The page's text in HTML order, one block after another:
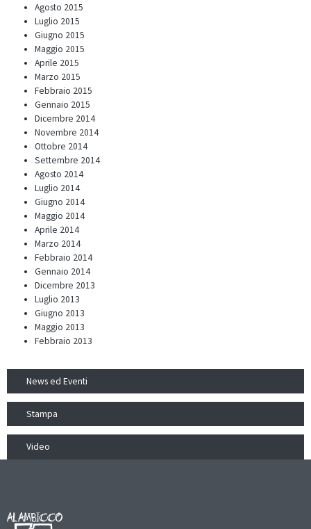
Agosto 2015
Luglio 2015
Giugno 2015
Maggio 2015
Aprile 2015
Marzo 2015
Febbraio 2015
Gennaio 2015
Dicembre 2014
Novembre 2014
Ottobre 2014
Settembre 2014
Agosto 2014
Luglio 2014
Giugno 2014
Maggio 2014
Aprile 2014
Marzo 2014
Febbraio 2014
Gennaio 2014
Dicembre 2013
Luglio 2013
Giugno 2013
Maggio 2013
Febbraio 2013
News ed Eventi
Stampa
Video